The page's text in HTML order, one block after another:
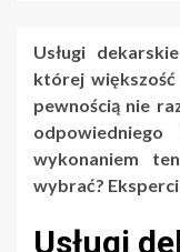
Usługi
której
pewnością nie
wykonaniem
wybrać?
Usługi